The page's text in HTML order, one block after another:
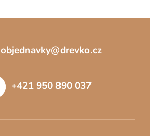
objednavky@drevko.cz
+421 950 890 037